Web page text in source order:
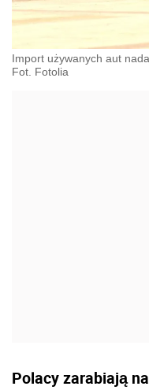
Import używanych aut
Fot. Fotolia
Polacy zarabiają